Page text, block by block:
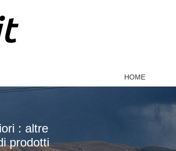
HOME
: altre
prodotti